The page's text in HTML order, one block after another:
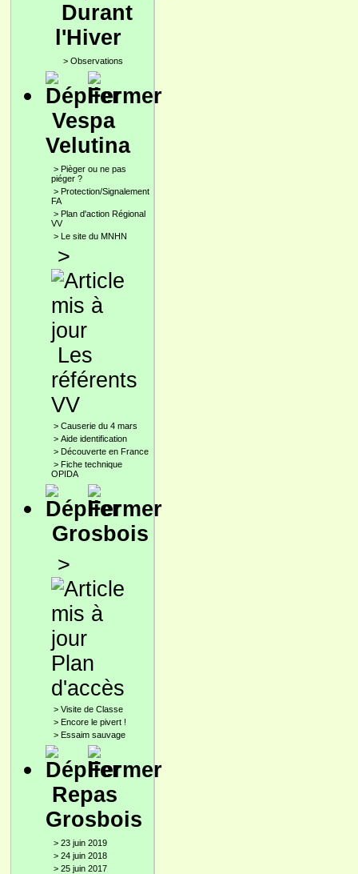
Durant
l'Hiver
> Observations
Vespa
Velutina
> Pièger ou ne pas
piéger ?
> Protection/Signalement
FA
> Plan d'action Régional
VV
> Le site du MNHN
>
Les
référents
VV
> Causerie du 4 mars
> Aide identification
> Découverte en France
> Fiche technique
OPIDA
Grosbois
>
Plan
d'accès
> Visite de Classe
> Encore le pivert !
> Essaim sauvage
Repas
Grosbois
> 23 juin 2019
> 24 juin 2018
> 25 juin 2017